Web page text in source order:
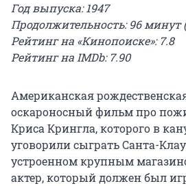
Год выпуска: 1947
Продолжительность: 96 минут
Рейтинг на «Кинопоиске»: 7.8
Рейтинг на IMDb: 7.90
Американская
оскароносный фильм про
Криса Крингла, которого в
уговорили сыграть Санта-
устроенном крупным
актер, который должен был